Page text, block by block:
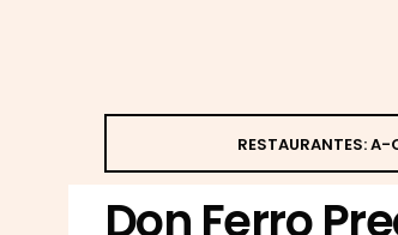
RESTAURANTES: A-
Don Ferro